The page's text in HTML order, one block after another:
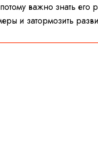
важно знать его
и затормозить